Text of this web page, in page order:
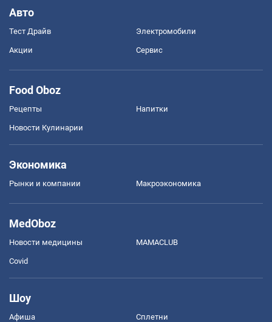
Авто
Тест Драйв Электромобили
Акции Сервис
Food Oboz
Рецепты Напитки
Новости Кулинарии
Экономика
Рынки и компании Mакроэкономика
MedOboz
Новости медицины MAMACLUB
Covid
Шоу
Афиша Сплетни